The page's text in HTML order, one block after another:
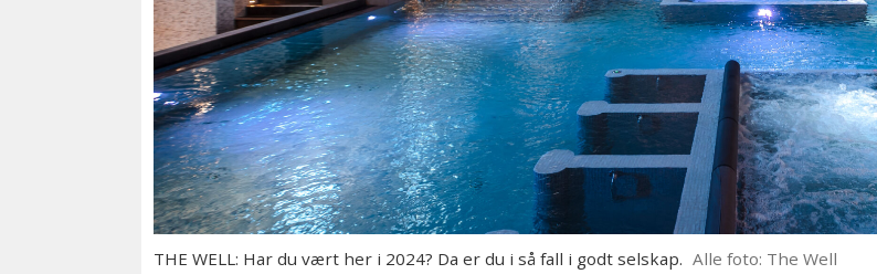
THE WELL: Har du vært her i 2024? Da er du i så fall i godt selskap. Alle foto: The Well